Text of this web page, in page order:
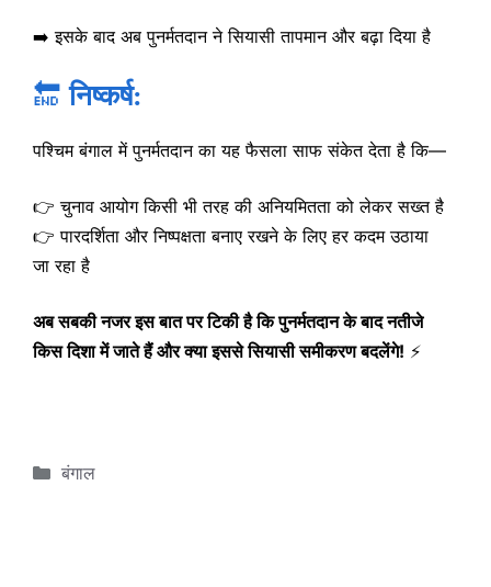
➡️ इसके बाद अब पुनर्मतदान ने सियासी तापमान और बढ़ा दिया है
🔚निष्कर्ष:
पश्चिम बंगाल में पुनर्मतदान का यह फैसला साफ संकेत देता है कि—
👉 चुनाव आयोग किसी भी तरह की अनियमितता को लेकर सख्त है
👉 पारदर्शिता और निष्पक्षता बनाए रखने के लिए हर कदम उठाया
जा रहा है
अब सबकी नजर इस बात पर टिकी है कि पुनर्मतदान के बाद नतीजे
किस दिशा में जाते हैं और क्या इससे सियासी समीकरण बदलेंगे! ⚡
Categories
बंगाल